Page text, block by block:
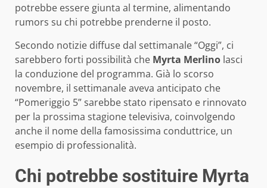
potrebbe essere giunta al termine, alimentando
rumors su chi potrebbe prenderne il posto.
Secondo notizie diffuse dal settimanale “Oggi”, ci
sarebbero forti possibilità che Myrta Merlino lasci
la conduzione del programma. Già lo scorso
novembre, il settimanale aveva anticipato che
“Pomeriggio 5” sarebbe stato ripensato e rinnovato
per la prossima stagione televisiva, coinvolgendo
anche il nome della famosissima conduttrice, un
esempio di professionalità.
Chi potrebbe sostituire Myrta